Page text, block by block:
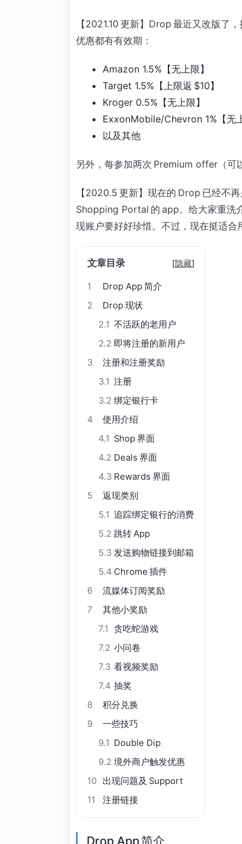
【2021.10 更新】Drop 最近又改版了
优惠都有有效期：
Amazon 1.5%【无上限】
Target 1.5%【上限返 $10】
Kroger 0.5%【无上限】
ExxonMobile/Chevron 1%【无
以及其他
另外，每参加两次 Premium offer（可
【2020.5 更新】现在的 Drop 已经不
Shopping Portal 的 app。给大家重洗
现账户要好好珍惜。不过，现在挺适合
文章目录 [隐藏]
1
Drop App 简介
2
Drop 现状
2.1 不活跃的老用户
2.2 即将注册的新用户
3
注册和注册奖励
3.1 注册
3.2 绑定银行卡
4
使用介绍
4.1 Shop 界面
4.2 Deals 界面
4.3 Rewards 界面
5
返现类别
5.1 追踪绑定银行的消费
5.2 跳转 App
5.3 发送购物链接到邮箱
5.4 Chrome 插件
6
流媒体订阅奖励
7
其他小奖励
7.1
贪吃蛇游戏
7.2 小问卷
7.3 看视频奖励
7.4 抽奖
8
积分兑换
9
一些技巧
9.1 Double Dip
9.2 境外商户触发优惠
10
出现问题及 Support
11
注册链接
Drop App 简介